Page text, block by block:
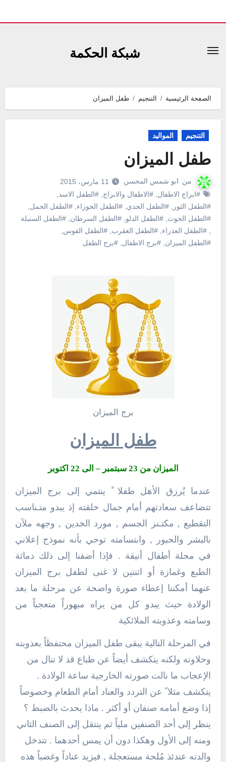
شبكة الحكمة
الصفحة الرئيسية التنجيم طفل الميزان
التنجيم المواليد
طفل الميزان
من ابو شمس المحسن
11 مارس، 2015
#ابراج الاطفال #الاطفال والابراج #الطفل الاسد
#الطفل الثور
#الطفل الجدي #الطفل الجوزاء #الطفل الحمل
#الطفل الحوت #الطفل الدلو #الطفل السرطان #الطفل السنبلة
#الطفل العذراء #الطفل العقرب #الطفل القوس
#الطفل الميزان #برج الاطفال #برج الطفل
برج الميزان
طفل الميزان
الميزان من 23 سبتمبر – الى 22 اكتوبر
عندما يُرزق الأهل طفلا ً ينتمي إلى برج الميزان
تتضاعف سعادتهم أمام جمال خلقته إذ يبدو متـناسب
التقطيع , مكتـنز الجسم , مورد الخدين , وجهه ملآن
بالبشر والحبور , وابتسامته توحي بأنه نموذج إعلاني
في مجلة أطفال أنيقة . فإذا أضفنا إلى ذلك دماثة
الطبع وغمازة أو اثنتين لا غنى لطفل برج الميزان
عنهما أمكننا إعطاء صورة واضحة عن مرحلة ما بعد
الولادة حيث يبدو كل من يراه مبهوراً متعجباً من
وسامته وعذوبته الملائكية
في المرحلة التالية يبقى طفل الميزان محتفظاً بعذوبته
وحلاوته ولكنه يتكشف أيضاً عن طباع قد لا تنال من
الإعجاب ما نالت صورته الخارجية ساعة الولادة .
يتكشف مثلا ً عن التردد والعناد أمام الطعام وخصوصاً
إذا وضع أمامه صنفان أو أكثر . ماذا يحدث بالضبط ؟
ينظر إلى أحد الصنفين ملياً ثم ينتقل إلى الصنف الثاني
ومنه إلى الأول وهكذا دون أن يمس أحدهما . تتدخل
والدته عندئذ مُلحة مستعجلة , فيزيد عناداً وغضباً هذه